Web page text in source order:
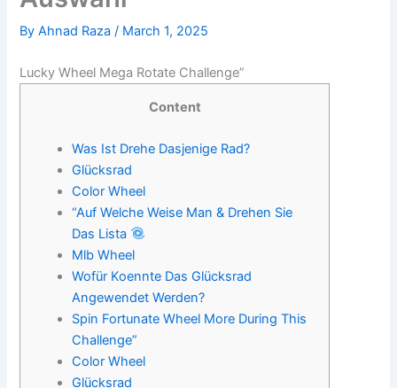
ByAhnad Raza/ March 1, 2025
Lucky Wheel Mega Rotate Challenge”
Content
Was Ist Drehe Dasjenige Rad?
Glücksrad
Color Wheel
“Auf Welche Weise Man & Drehen Sie
Das Lista
Mlb Wheel
Wofür Koennte Das Glücksrad
Angewendet Werden?
Spin Fortunate Wheel More During This
Challenge”
Color Wheel
Glücksrad